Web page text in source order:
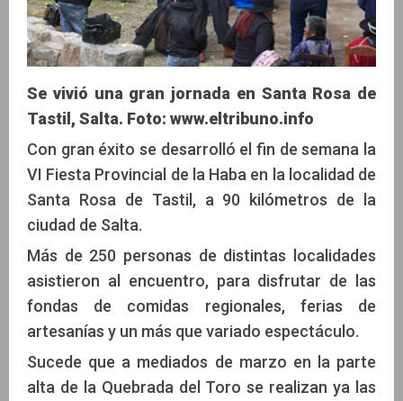
Se vivió una gran jornada en Santa Rosa de
Tastil, Salta. Foto: www.eltribuno.info
Con gran éxito se desarrolló el fin de semana la
VI Fiesta Provincial de la Haba en la localidad de
Santa Rosa de Tastil, a 90 kilómetros de la
ciudad de Salta.
Más de 250 personas de distintas localidades
asistieron al encuentro, para disfrutar de las
fondas de comidas regionales, ferias de
artesanías y un más que variado espectáculo.
Sucede que a mediados de marzo en la parte
alta de la Quebrada del Toro se realizan ya las